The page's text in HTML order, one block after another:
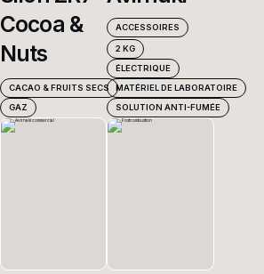
Cocoa &
Nuts
CACAO & FRUITS SECS
GAZ
ACCESSOIRES
2 KG
ÉLECTRIQUE
MATÉRIEL DE LABORATOIRE
SOLUTION ANTI-FUMÉE